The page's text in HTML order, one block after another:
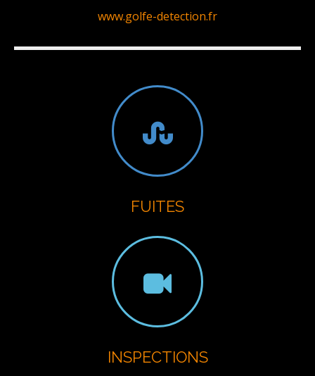
www.golfe-detection.fr
FUITES
INSPECTIONS